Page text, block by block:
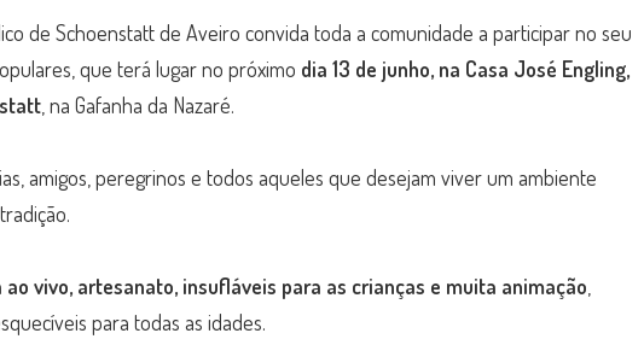
de Schoenstatt de Aveiro convida toda a comunidade a participar no seu
que terá lugar no próximo dia 13 de junho, na Casa José Engling,
, na Gafanha da Nazaré.
amigos, peregrinos e todos aqueles que desejam viver um ambiente
ao vivo, artesanato, insufláveis para as crianças e muita animação
para todas as idades.